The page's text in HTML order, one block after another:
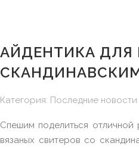
АЙДЕНТИКА ДЛЯ
Категория: Последние новости
Спешим поделиться
вязаных свитеров со